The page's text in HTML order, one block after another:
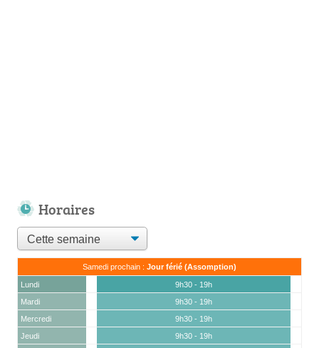
Horaires
Samedi prochain : Jour férié (Assomption)
Lundi
9h30 - 19h
Mardi
9h30 - 19h
Mercredi
9h30 - 19h
Jeudi
9h30 - 19h